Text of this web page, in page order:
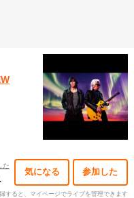
た
気になる 参加した
すると、マイページでライブを管理できます